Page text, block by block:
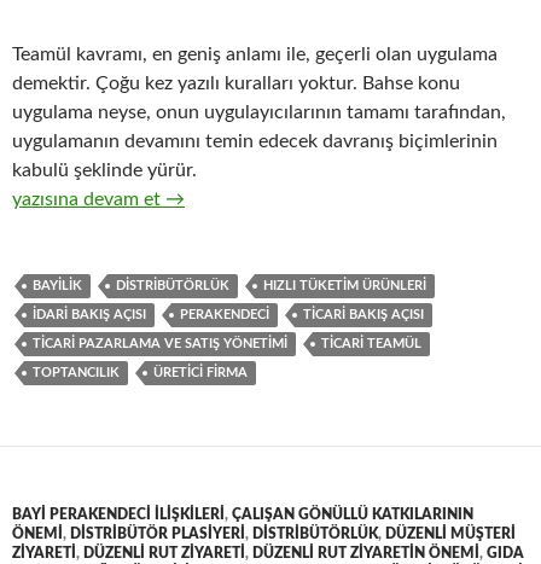
Teamül kavramı, en geniş anlamı ile, geçerli olan uygulama
demektir. Çoğu kez yazılı kuralları yoktur. Bahse konu
uygulama neyse, onun uygulayıcılarının tamamı tarafından,
uygulamanın devamını temin edecek davranış biçimlerinin
kabulü şeklinde yürür.
19-Hızlı tüketim ürünlerinin toptan ticaretinde, ticari teamüller
yazısına devam et →
BAYILIK DISTRIBÜTÖRLÜK HIZLI TÜKETIM ÜRÜNLERI
IDARI BAKIŞ AÇISI PERAKENDECI TICARI BAKIŞ AÇISI
TICARI PAZARLAMA VE SATIŞ YÖNETIMI TICARI TEAMÜL
TOPTANCILIK ÜRETICI FIRMA
BAYI PERAKENDECI ILIŞKILERI , ÇALIŞAN GÖNÜLLÜ KATKILARININ
ÖNEMI , DISTRIBÜTÖR PLASIYERI , DISTRIBÜTÖRLÜK, DÜZENLI MÜŞTERI
ZIYARETI , DÜZENLI RUT ZIYARETI , DÜZENLI RUT ZIYARETIN ÖNEMI , GIDA